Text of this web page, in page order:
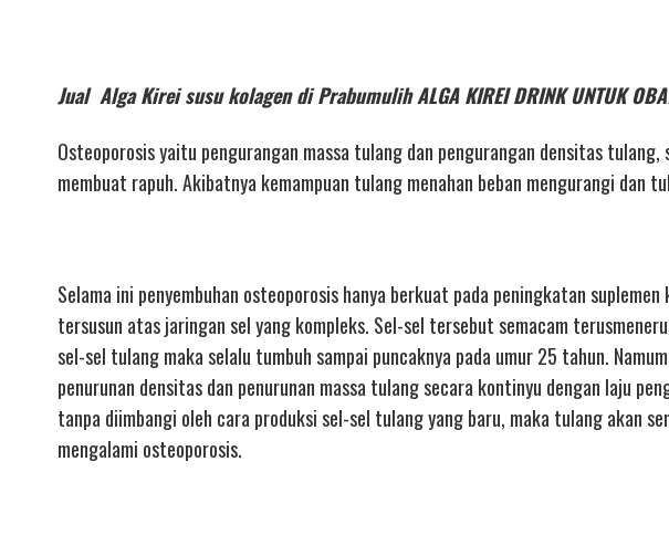
Jual Alga Kirei susu kolagen di Prabumulih ALGA KIREI DRINK UNTUK OBAT
Osteoporosis yaitu pengurangan massa tulang dan pengurangan densitas
membuat rapuh. Akibatnya kemampuan tulang menahan beban mengurangi dan
Selama ini penyembuhan osteoporosis hanya berkuat pada peningkatan
tersusun atas jaringan sel yang kompleks. Sel-sel tersebut semacam
sel-sel tulang maka selalu tumbuh sampai puncaknya pada umur 25 tahun.
penurunan densitas dan penurunan massa tulang secara kontinyu dengan laju
tanpa diimbangi oleh cara produksi sel-sel tulang yang baru, maka tulang akan
mengalami osteoporosis.